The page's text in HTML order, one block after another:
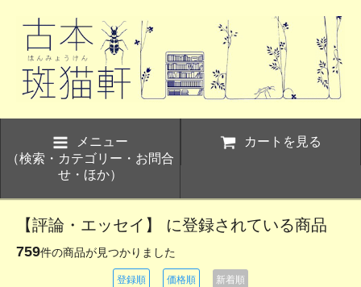
メニュー
（検索・カテゴリー・お問合
せ・ほか）
カートを見る
【評論・エッセイ】 に登録されている商品
759件の商品が見つかりました
登録順 価格順 新着順